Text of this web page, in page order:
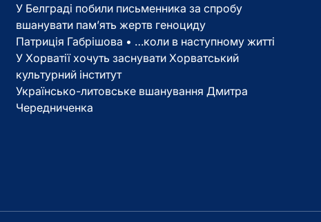
У Белграді побили письменника за спробу
вшанувати пам’ять жертв геноциду
Патриція Габрішова • …коли в наступному житті
У Хорватії хочуть заснувати Хорватський
культурний інститут
Українсько-литовське вшанування Дмитра
Чередниченка